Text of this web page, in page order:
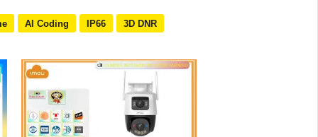
AI Coding IP66 3D DNR